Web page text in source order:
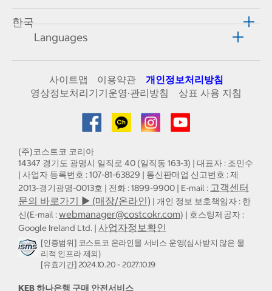
한국
Languages
사이트맵 이용약관
개인정보처리방침
영상정보처리기기운영·관리방침
상표 사용 지침
(주)코스트코 코리아
14347 경기도 광명시 일직로 40 (일직동 163-3) | 대표자 : 조민수
| 사업자 등록번호 : 107-81-63829 | 통신판매업 신고번호 : 제
2013-경기광명-0013호 | 전화 : 1899-9900 | E-mail : 고객센터
문의 바로가기 ▶ (매장/온라인) | 개인 정보 보호책임자 : 한
신(E-mail :webmanager@costcokr.com) | 호스팅제공자 :
Google Ireland Ltd. | 사업자정보확인
[인증범위] 코스트코 온라인몰 서비스 운영(심사받지 않은 물
리적 인프라 제외)
[유효기간] 2024.10.20 - 2027.10.19
KEB 하나은행 구매 안전서비스